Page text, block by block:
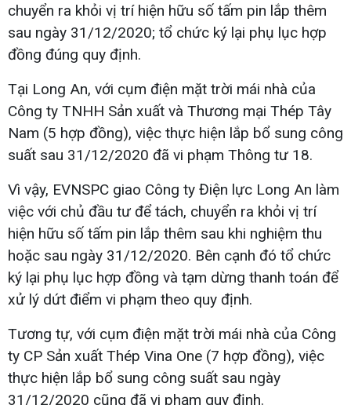
chuyển ra khỏi vị trí hiện hữu số tấm pin lắp thêm
sau ngày 31/12/2020; tổ chức ký lại phụ lục hợp
đồng đúng quy định.
Tại Long An, với cụm điện mặt trời mái nhà của
Công ty TNHH Sản xuất và Thương mại Thép Tây
Nam (5 hợp đồng), việc thực hiện lắp bổ sung công
suất sau 31/12/2020 đã vi phạm Thông tư 18.
Vì vậy, EVNSPC giao Công ty Điện lực Long An làm
việc với chủ đầu tư để tách, chuyển ra khỏi vị trí
hiện hữu số tấm pin lắp thêm sau khi nghiệm thu
hoặc sau ngày 31/12/2020. Bên cạnh đó tổ chức
ký lại phụ lục hợp đồng và tạm dừng thanh toán để
xử lý dứt điểm vi phạm theo quy định.
Tương tự, với cụm điện mặt trời mái nhà của Công
ty CP Sản xuất Thép Vina One (7 hợp đồng), việc
thực hiện lắp bổ sung công suất sau ngày
31/12/2020 cũng đã vi phạm quy định.